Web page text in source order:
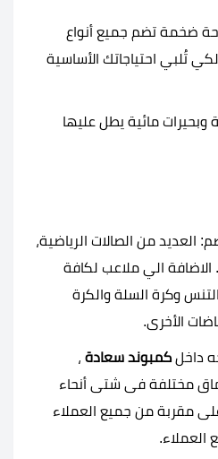
ضخمة تضم جميع أنواع
تُلبي احتياجاتك الأساسية
مائية يطل عليها
من الصالات الرياضية،
الاضافة الي ملاعب لكافة
التنس وكرة السلة والكرة
الأخرى.
كمبوند سعادة ،
مختلفة فى شتى أنحاء
مقربة من جميع العملاء
العملاء.